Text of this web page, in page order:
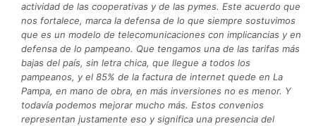
actividad de las cooperativas y de las pymes. Este acuerdo que
nos fortalece, marca la defensa de lo que siempre sostuvimos
que es un modelo de telecomunicaciones con implicancias y en
defensa de lo pampeano. Que tengamos una de las tarifas más
bajas del país, sin letra chica, que llegue a todos los
pampeanos, y el 85% de la factura de internet quede en La
Pampa, en mano de obra, en más inversiones no es menor. Y
todavía podemos mejorar mucho más. Estos convenios
representan justamente eso y significa una presencia del